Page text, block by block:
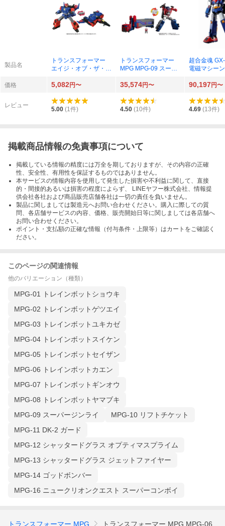
製品名
トランスフォーマー
エイジ・オブ・ザ・プ
サスプライム
トランスフォーマー
MPG MPG-09 スーパ
超合金魂
電磁マシー
Ver.
価格 5,082円〜 35,574円〜 90,197円〜
レビュー
5.00 (1 件) 4.50 (10件) 4.69 (13件)
掲載商品情報の免責事項について
掲載している情報の精度には万全を期しておりますが、その内容の正確
性、安全性、有用性を保証するものではありません。
本サービスの情報内容を使用して発生した損害や不利益に関して、直接
的・間接的あるいは損害の程度によらず、 LINEヤフー株式会社、情報提
供会社各社および商品販売店舗各社は一切の責任を負いません。
製品に関しましては製造元へお問い合わせください。購入に際しての質
問、各店舗サービスの内容、価格、販売開始日等に関しましては各店舗へ
お問い合わせください。
ポイント・支払額の正確な情報（付与条件・上限等）はカートをご確認く
ださい。
このページの関連情報
他のバリエーション（種類）
MPG-01 トレインボットショウキ
MPG-02 トレインボットゲツエイ
MPG-03 トレインボットユキカゼ
MPG-04 トレインボットスイケン
MPG-05 トレインボットセイザン
MPG-06 トレインボットカエン
MPG-07 トレインボットギンオウ
MPG-08 トレインボットヤマブキ
MPG-09 スーパージンライ
MPG-10 リフトチケット
MPG-11 DK-2 ガード
MPG-12 シャッタードグラス オプティマスプライム
MPG-13 シャッタードグラス ジェットファイヤー
MPG-14 ゴッドボンバー
MPG-16 ニュークリオンクエスト スーパーコンボイ
トランスフォーマー MPG トランスフォーマー MPG MPG-06